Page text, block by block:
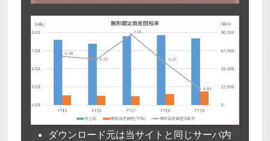
ダウンロード元は当サイトと同じサーバ内